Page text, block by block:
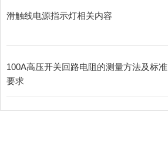
滑触线电源指示灯相关内容
100A高压开关回路电阻的测量方法及标准
要求